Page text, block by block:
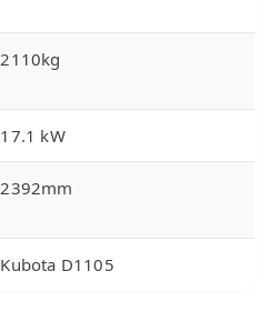
2110kg
17.1 kW
2392mm
Kubota D1105